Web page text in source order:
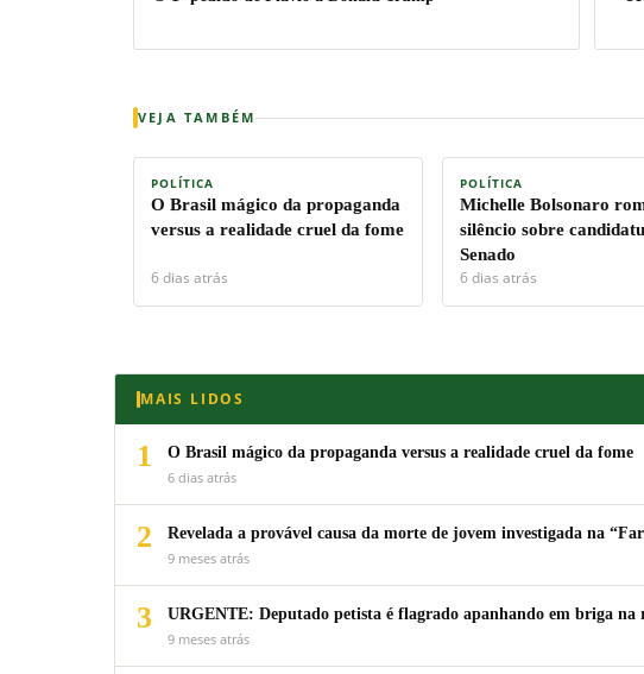
VEJA TAMBÉM
POLÍTICA
O Brasil mágico da propaganda
versus a realidade cruel da fome
6 dias atrás
POLÍTICA
Michelle Bolsonaro
silêncio sobre
Senado
6 dias atrás
MAIS LIDOS
1
O Brasil mágico da propaganda versus a realidade cruel da fome
6 dias atrás
2
Revelada a provável causa da morte de jovem investigada na
9 meses atrás
3
URGENTE: Deputado petista é flagrado apanhando em briga na
9 meses atrás